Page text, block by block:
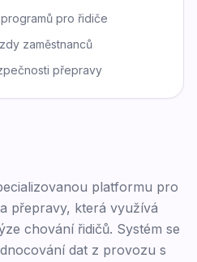
pro řidiče
zaměstnanců
přepravy
platformu pro
přepravy, která využívá
chování řidičů. Systém se
dat z provozu s